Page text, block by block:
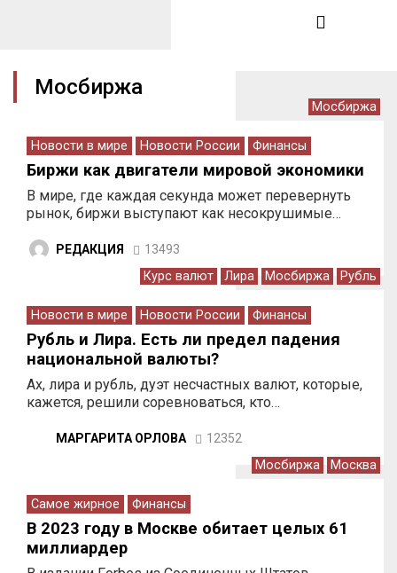
Мосбиржа
Мосбиржа
Новости в мире Новости России Финансы
Биржи как двигатели мировой экономики
В мире, где каждая секунда может перевернуть
рынок, биржи выступают как несокрушимые…
РЕДАКЦИЯ 13493
Курс валют Лира Мосбиржа Рубль
Новости в мире Новости России Финансы
Рубль и Лира. Есть ли предел падения
национальной валюты?
Ах, лира и рубль, дуэт несчастных валют, которые,
кажется, решили соревноваться, кто…
МАРГАРИТА ОРЛОВА 12352
Мосбиржа Москва
Самое жирное Финансы
В 2023 году в Москве обитает целых 61
миллиардер